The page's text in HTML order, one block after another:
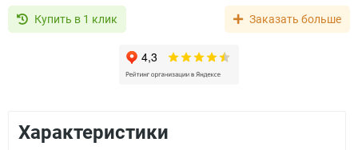
Купить в 1 клик Заказать больше
Характеристики